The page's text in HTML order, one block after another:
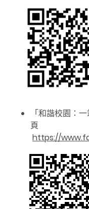
「和諧校園：
https://